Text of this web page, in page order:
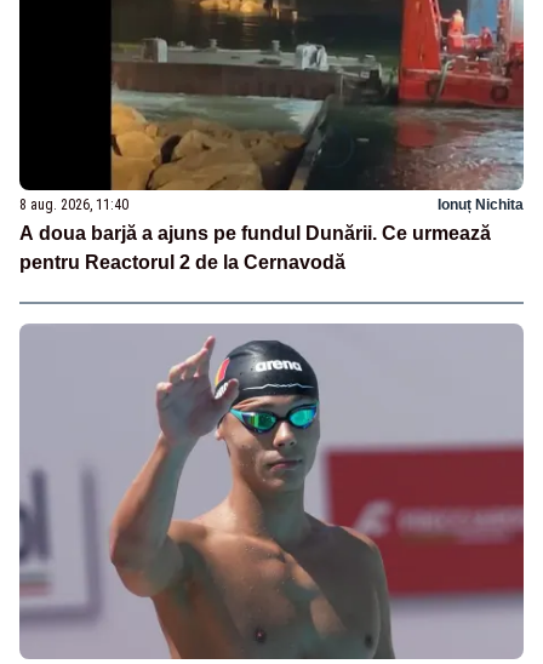
8 aug. 2026, 11:40 Ionuț Nichita
A doua barjă a ajuns pe fundul Dunării. Ce urmează
pentru Reactorul 2 de la Cernavodă